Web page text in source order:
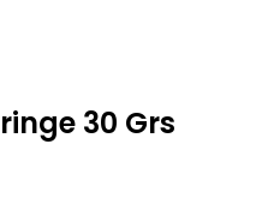
30 Grs